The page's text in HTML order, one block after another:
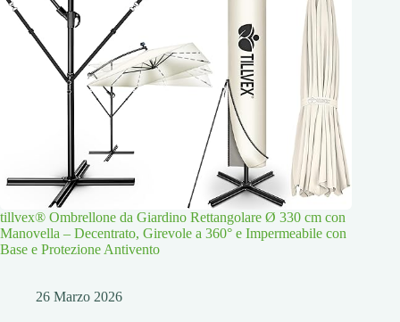
tillvex® Ombrellone da Giardino Rettangolare Ø 330 cm con
Manovella – Decentrato, Girevole a 360° e Impermeabile con
Base e Protezione Antivento
26 Marzo 2026